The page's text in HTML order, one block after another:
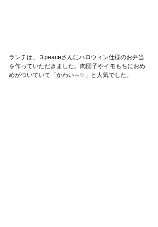
ランチは、３peaceさんにハロウィン仕様のお弁当
を作っていただきました。肉団子やイモもちにおめ
めがついていて「かわい～✨」と人気でした。